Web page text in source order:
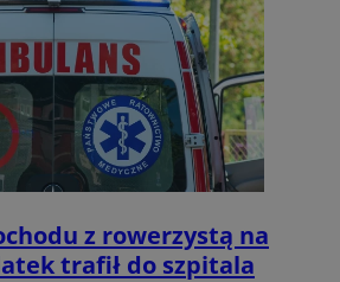
z rowerzystą na
trafił do szpitala